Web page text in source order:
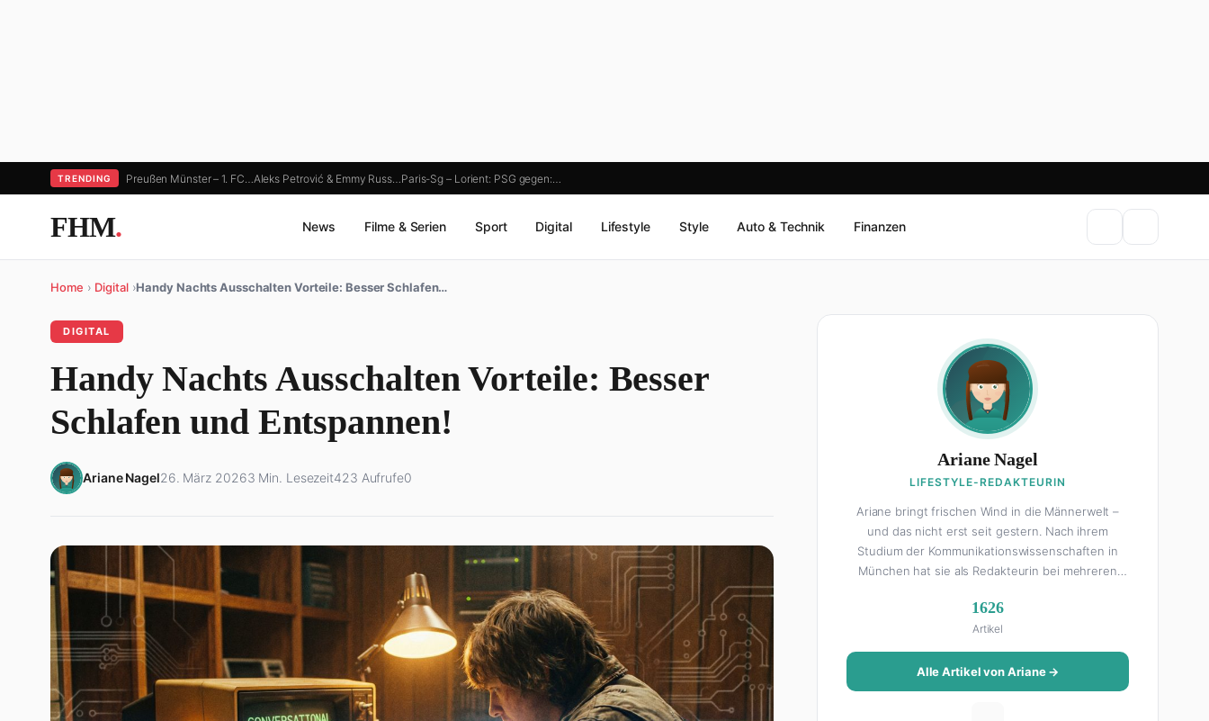
TRENDING Preußen Münster – 1. FC… Aleks Petrović & Emmy Russ… Paris-Sg – Lorient: PSG gegen:…
FHM. News Filme & Serien Sport Digital Lifestyle Style Auto & Technik Finanzen
Home › Digital ›Handy Nachts Ausschalten Vorteile: Besser Schlafen…
DIGITAL
Handy Nachts Ausschalten Vorteile: Besser
Schlafen und Entspannen!
Ariane Nagel26. März 20263 Min. Lesezeit423 Aufrufe0
Ariane Nagel
LIFESTYLE-REDAKTEURIN
Ariane bringt frischen Wind in die Männerwelt –
und das nicht erst seit gestern. Nach ihrem
Studium der Kommunikationswissenschaften in
München hat sie als Redakteurin bei mehreren
FHM-Team gestoßen ist. Als Lifestyle-Redakteurin
schreibt sie über alles, was das Leben schöner
macht: von Interior Design und Reise-Tipps über
Food-Trends bis hin zu Beziehungsratgebern, die
auch Männer gerne lesen. Ihre Geheimwaffe: Sie
1626
Artikel
Alle Artikel von Ariane →